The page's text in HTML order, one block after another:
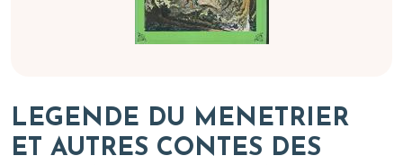
LEGENDE DU MENETRIER
ET AUTRES CONTES DES